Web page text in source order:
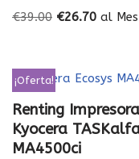
€39.00 €26.70 al Mes
¡Oferta!
Renting Impresora
Kyocera
MA4500ci